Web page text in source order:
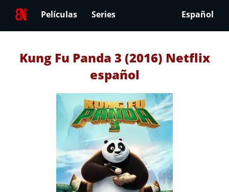
Películas Series Español
Kung Fu Panda 3 (2016) Netflix
español